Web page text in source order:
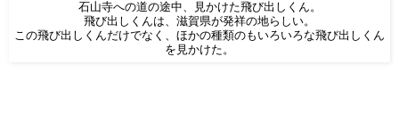
石山寺への道の途中、見かけた飛び出しくん。
飛び出しくんは、滋賀県が発祥の地らしい。
この飛び出しくんだけでなく、ほかの種類のもいろいろな飛び出しくん
を見かけた。